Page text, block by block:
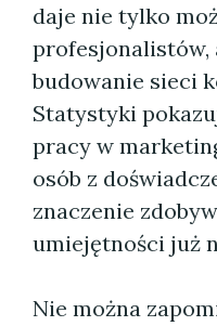
daje nie tylko
profesjonalistów,
budowanie sieci
Statystyki
pracy w
osób z
znaczenie
umiejętności już
Nie można